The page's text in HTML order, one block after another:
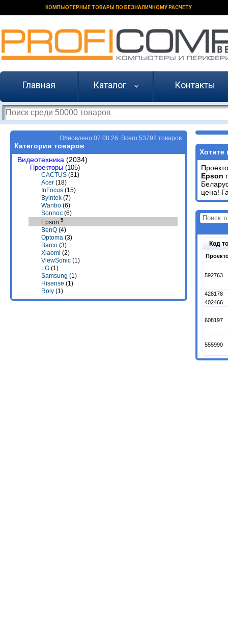
КОМПЬЮТЕРНЫЕ ТОВАРЫ ПО БЕЗНАЛИЧНОМУ РАСЧЕТУ
Главная Каталог Контакты
Обновлено 07.08.26. Всего 53792 товаров.
Категории товаров
Видеотехника (2034)
Проекторы (105)
CACTUS (31)
Acer (18)
InFocus (15)
Byintek (7)
Wanbo (6)
Sonnoc (6)
Epson 5
BenQ (4)
Optoma (3)
Barco (3)
Xiaomi (2)
ViewSonic (1)
LG (1)
Samsung (1)
Hisense (1)
Roly (1)
Хотите
Epson
цена!
Код
592763
428178
402466
608197
555990